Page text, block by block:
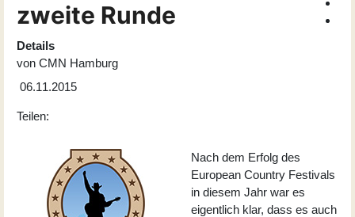
zweite Runde
Details
von CMN Hamburg
06.11.2015
Teilen:
Nach dem Erfolg des
European Country Festivals
in diesem Jahr war es
eigentlich klar, dass es auch